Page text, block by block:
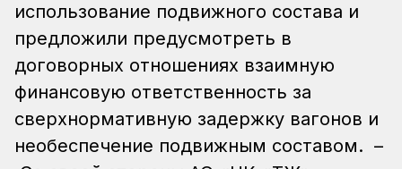
использование подвижного состава и
предложили предусмотреть в
договорных отношениях взаимную
финансовую ответственность за
сверхнормативную задержку вагонов и
необеспечение подвижным составом. –